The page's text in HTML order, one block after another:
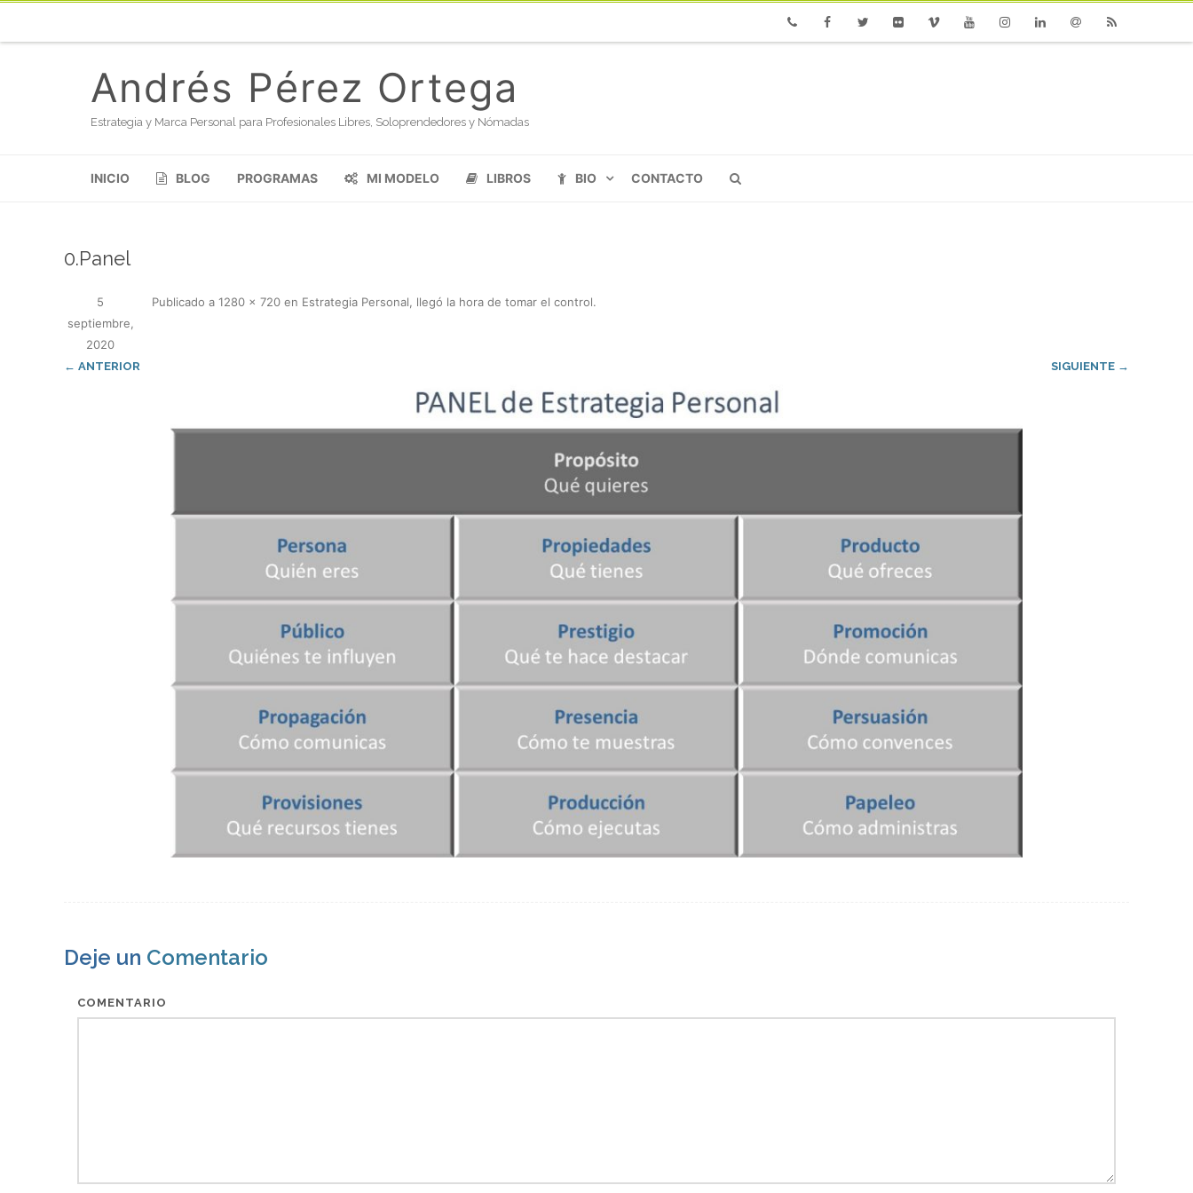
Andrés Pérez Ortega
Estrategia y Marca Personal para Profesionales Libres, Soloprendedores y Nómadas
INICIO BLOG PROGRAMAS MI MODELO LIBROS BIO CONTACTO
0.Panel
Publicado
5
septiembre,
2020
a 1280 × 720 en Estrategia Personal, llegó la hora de tomar el control.
← ANTERIOR SIGUIENTE →
Deje un Comentario
COMENTARIO